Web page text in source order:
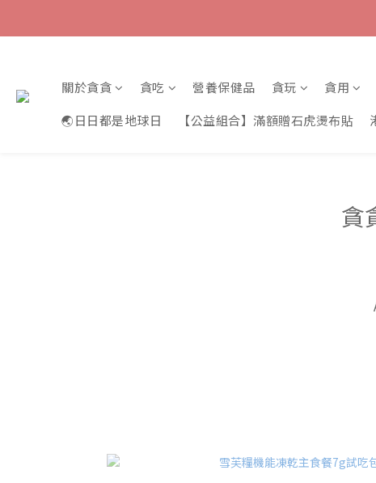
關於貪貪 貪吃 營養保健品 貪玩 貪用
🌏日日都是地球日
【公益組合】滿額贈石虎燙布貼
貪